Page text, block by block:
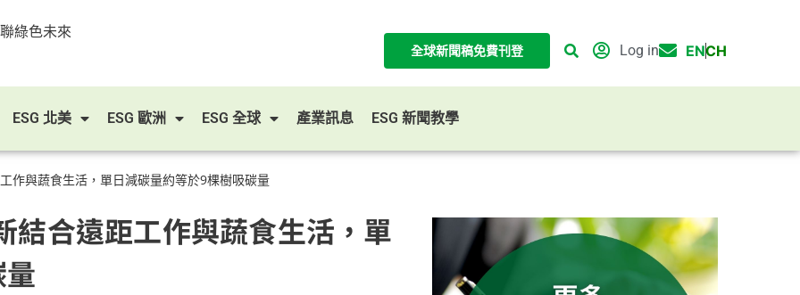
綠色未來
全球新聞稿免費刊登 Log in ENCH
ESG 北美 ESG 歐洲 ESG 全球 產業訊息 ESG 新聞教學
作與蔬食生活，單日減碳量約等於9棵樹吸碳量
結合遠距工作與蔬食生活，單